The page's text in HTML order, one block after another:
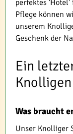
perfektes
Pflege können
unserem
Geschenk der
Ein
Was braucht
Unser Knolliger